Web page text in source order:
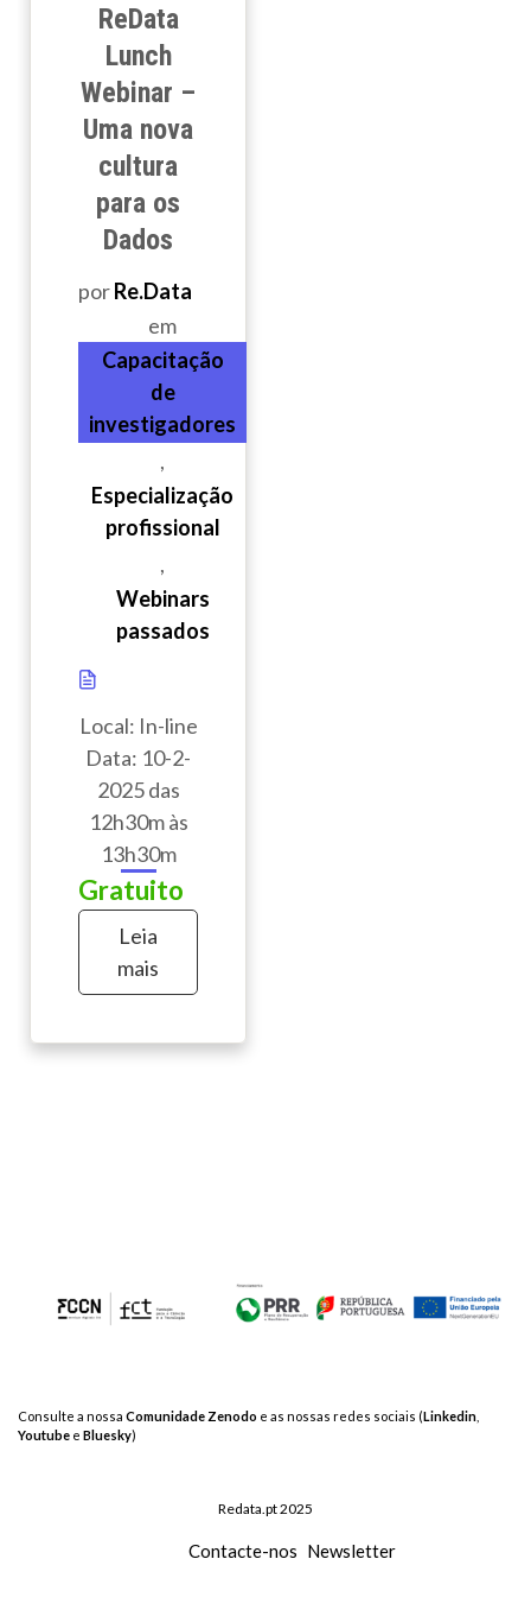
ReData
Lunch
Webinar –
Uma nova
cultura
para os
Dados
porRe.Data
em
Capacitação
de
investigadores
,
Especialização
profissional
,
Webinars
passados
Local: In-line
Data: 10-2-
2025 das
12h30m às
13h30m
Gratuito
Leia
mais
Consulte a nossa Comunidade Zenodo e as nossas redes sociais (Linkedin
Youtube e Bluesky)
Redata.pt 2025
Contacte-nos Newsletter